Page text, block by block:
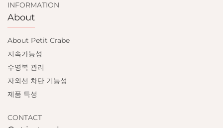
INFORMATION
About
About Petit Crabe
지속가능성
수영복 관리
자외선 차단 기능성
제품 특성
CONTACT